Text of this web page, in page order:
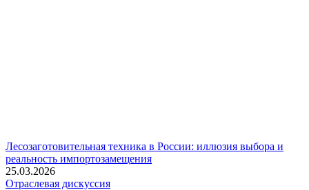
Лесозаготовительная техника в России: иллюзия выбора и
реальность импортозамещения
25.03.2026
Отраслевая дискуссия